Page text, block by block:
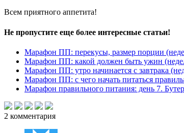
Всем приятного аппетита!
Не пропустите еще более интересные статьи!
Марафон ПП: перекусы, размер порции
Марафон ПП: какой должен быть ужин
Марафон ПП: утро начинается с завтрака
Марафон ПП: с чего начать питаться
Марафон правильного питания: день 7.
2 комментария